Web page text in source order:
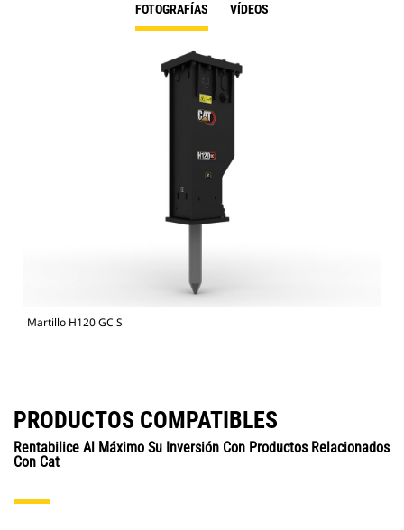
FOTOGRAFÍAS VÍDEOS
Martillo H120 GC S
PRODUCTOS COMPATIBLES
Rentabilice Al Máximo Su Inversión Con Productos Relacionados
Con Cat